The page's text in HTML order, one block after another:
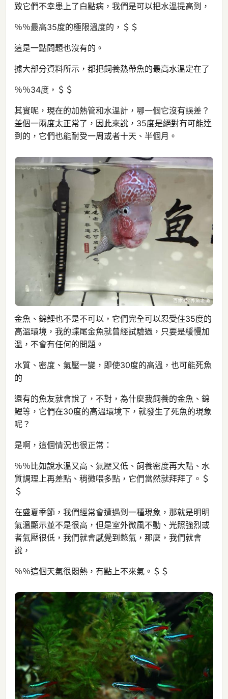
致它們不幸患上了白點病，我們是可以把水溫提高到，
％％最高35度的極限溫度的，＄＄
這是一點問題也沒有的。
據大部分資料所示，都把飼養熱帶魚的最高水溫定在了
％％34度，＄＄
其實呢，現在的加熱管和水溫計，哪一個它沒有誤差？
差個一兩度太正常了，因此來說，35度是絕對有可能達
到的，它們也能耐受一周或者十天、半個月。
金魚、錦鯉也不是不可以，它們完全可以忍受住35度的
高溫環境，我的蝶尾金魚就曾經試驗過，只要是緩慢加
溫，不會有任何的問題。
水質、密度、氣壓一變，即使30度的高溫，也可能死魚
的
還有的魚友就會說了，不對，為什麼我飼養的金魚、錦
鯉等，它們在30度的高溫環境下，就發生了死魚的現象
呢？
是啊，這個情況也很正常：
％％比如說水溫又高、氣壓又低、飼養密度再大點、水
質調理上再差點、稍微喂多點，它們當然就拜拜了。＄
＄
在盛夏季節，我們經常會遭遇到一種現象，那就是明明
氣溫顯示並不是很高，但是室外微風不動、光照強烈或
者氣壓很低，我們就會感覺到憋氣，那麼，我們就會
說，
％％這個天氣很悶熱，有點上不來氣。＄＄